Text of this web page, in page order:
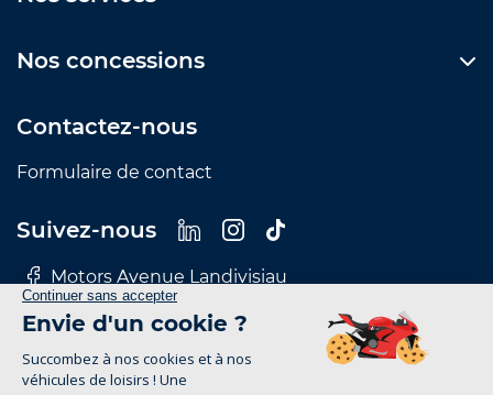
Nos concessions
Contactez-nous
Formulaire de contact
Suivez-nous
Motors Avenue Landivisiau
Motors Avenue Le Mans
Motors Avenue Rennes